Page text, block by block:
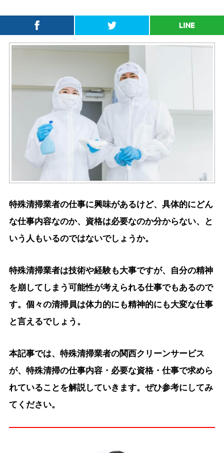
特殊清掃業者の仕事に興味があるけど、具体的にどん
な仕事内容なのか、資格は必要なのか分からない、と
いう人もいるのではないでしょうか。
特殊清掃業者は技術や経験も大事ですが、自分の精神
を崩してしまう可能性が考えられる仕事でもあるので
す。個々の清掃員は体力的にも精神的にも大変な仕事
と言えるでしょう。
本記事では、特殊清掃業者の関西クリーンサービス
が、特殊清掃の仕事内容・必要な資格・仕事で求めら
れていることを解説していきます。ぜひ参考にしてみ
てください。